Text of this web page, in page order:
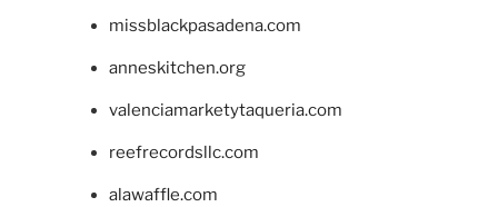
missblackpasadena.com
anneskitchen.org
valenciamarketytaqueria.com
reefrecordsllc.com
alawaffle.com